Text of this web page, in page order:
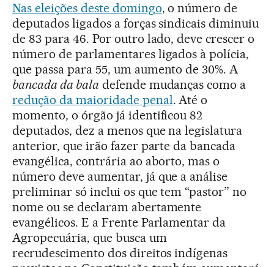
Nas eleições deste domingo, o número de
deputados ligados a forças sindicais diminuiu
de 83 para 46. Por outro lado, deve crescer o
número de parlamentares ligados à polícia,
que passa para 55, um aumento de 30%. A
bancada da bala defende mudanças como a
redução da maioridade penal. Até o
momento, o órgão já identificou 82
deputados, dez a menos que na legislatura
anterior, que irão fazer parte da bancada
evangélica, contrária ao aborto, mas o
número deve aumentar, já que a análise
preliminar só inclui os que tem “pastor” no
nome ou se declaram abertamente
evangélicos. E a Frente Parlamentar da
Agropecuária, que busca um
recrudescimento dos direitos indígenas